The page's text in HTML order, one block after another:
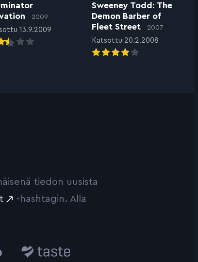
2009
13.9.2009
Sweeney Todd: The
Demon Barber of
Fleet Street
2007
Katsottu 20.2.2008
tiedon uusista
-hashtagin. Alla